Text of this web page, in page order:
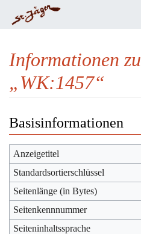
Informationen zu
„WK:1457“
Basisinformationen
Anzeigetitel
Standardsortierschlüssel
Seitenlänge (in Bytes)
Seitenkennnummer
Seiteninhaltssprache